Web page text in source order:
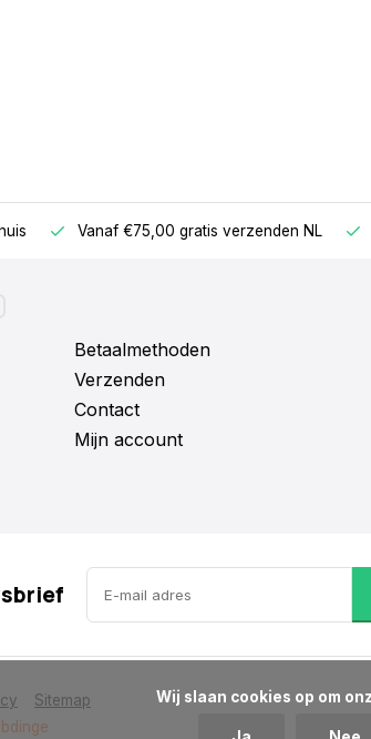
Vanaf €75,00 gratis verzenden NL
Betaalmethoden
Verzenden
Contact
Mijn account
Sitemap